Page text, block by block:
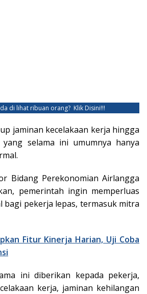
di lihat ribuan orang? Klik Disini!!!
jaminan kecelakaan kerja hingga
yang selama ini umumnya hanya
Bidang Perekonomian Airlangga
pemerintah ingin memperluas
bagi pekerja lepas, termasuk mitra
Fitur Kinerja Harian, Uji Coba
ini diberikan kepada pekerja,
kerja, jaminan kehilangan